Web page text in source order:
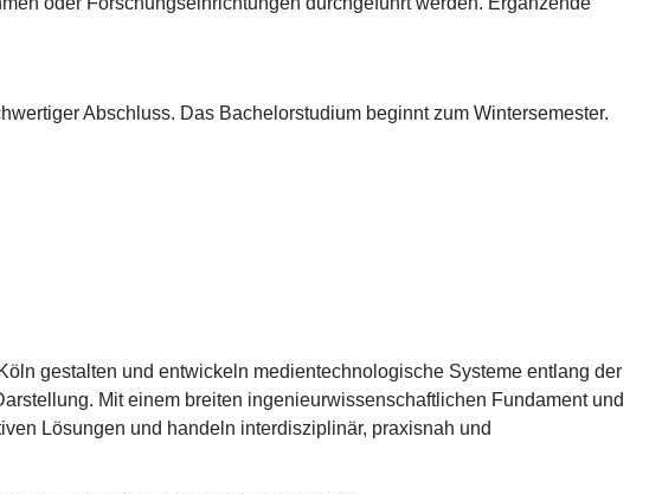
Abschluss. Das Bachelorstudium beginnt zum Wintersemester.
gestalten und entwickeln medientechnologische Systeme entlang der
Mit einem breiten ingenieurwissenschaftlichen Fundament und
Lösungen und handeln interdisziplinär, praxisnah und